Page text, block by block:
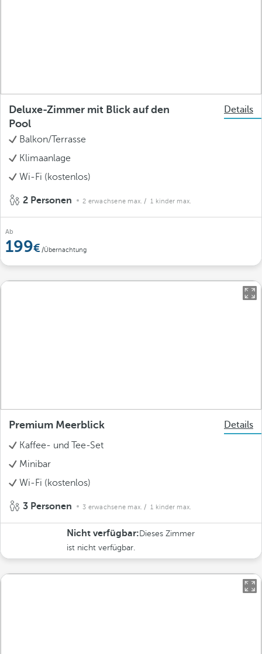
Deluxe-Zimmer mit Blick auf den
Pool
Details
Balkon/Terrasse
Klimaanlage
Wi-Fi (kostenlos)
2 Personen 2 erwachsene max. / 1 kinder max.
Ab
199 /Übernachtung
Premium Meerblick
Details
Kaffee- und Tee-Set
Minibar
Wi-Fi (kostenlos)
3 Personen 3 erwachsene max. / 1 kinder max.
Nicht verfügbar: Dieses Zimmer
ist nicht verfügbar.